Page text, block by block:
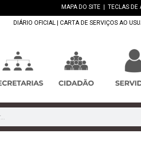
MAPA DO SITE TECLAS DE
DIÁRIO OFICIAL CARTA DE SERVIÇOS AO